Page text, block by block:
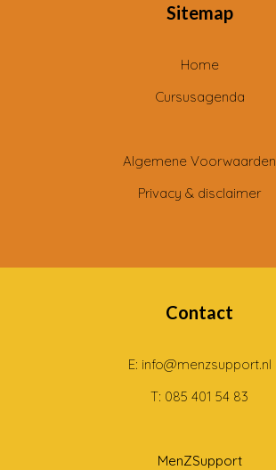
Sitemap
Home
Cursusagenda
Algemene Voorwaarden
Privacy & disclaimer
Contact
E: info@menzsupport.nl
T: 085 401 54 83
MenZSupport